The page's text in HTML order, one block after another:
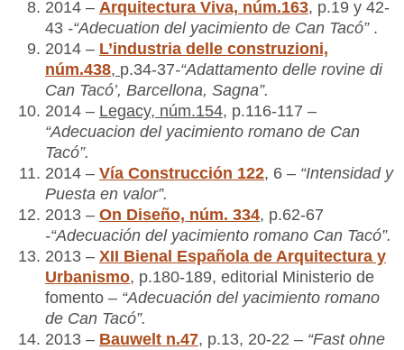
2014 – Arquitectura Viva, núm.163, p.19 y 42-
43 -“Adecuation del yacimiento de Can Tacó”.
2014 – L’industria delle construzioni,
núm.438, p.34-37-“Adattamento delle rovine di
Can Tacó’, Barcellona, Sagna”.
2014 – Legacy, núm.154, p.116-117 –
“Adecuacion del yacimiento romano de Can
Tacó”.
2014 – Vía Construcción 122, 6 – “Intensidad y
Puesta en valor”.
2013 – On Diseño, núm. 334, p.62-67
-“Adecuación del yacimiento romano Can Tacó”.
2013 – XII Bienal Española de Arquitectura y
Urbanismo, p.180-189, editorial Ministerio de
fomento – “Adecuación del yacimiento romano
de Can Tacó”.
2013 – Bauwelt n.47, p.13, 20-22 – “Fast ohne